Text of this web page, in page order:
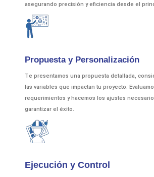
asegurando precisión y eficiencia desde el
Propuesta y Personalización
Te presentamos una propuesta detallada,
las variables que impactan tu proyecto.
requerimientos y hacemos los ajustes
garantizar el éxito.
Ejecución y Control